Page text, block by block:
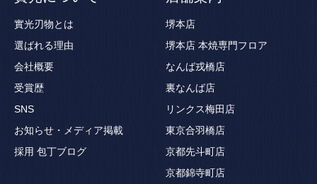
實光刃物とは
選ばれる理由
会社概要
受賞歴
SNS
お知らせ・メディア掲載
採用 包丁ブログ
堺本店
堺本店 本焼専門フロア
なんば戎橋店
裏なんば店
リンクス梅田店
東京合羽橋店
京都先斗町店
京都錦寺町店